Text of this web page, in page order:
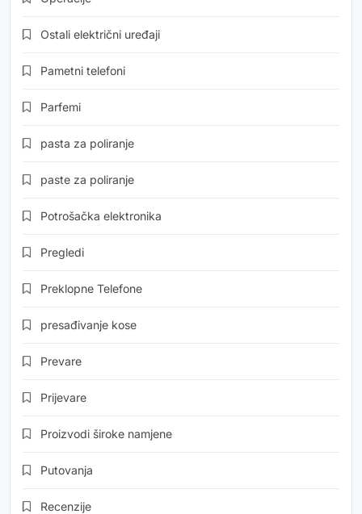
Ostali električni uređaji
Pametni telefoni
Parfemi
pasta za poliranje
paste za poliranje
Potrošačka elektronika
Pregledi
Preklopne Telefone
presađivanje kose
Prevare
Prijevare
Proizvodi široke namjene
Putovanja
Recenzije